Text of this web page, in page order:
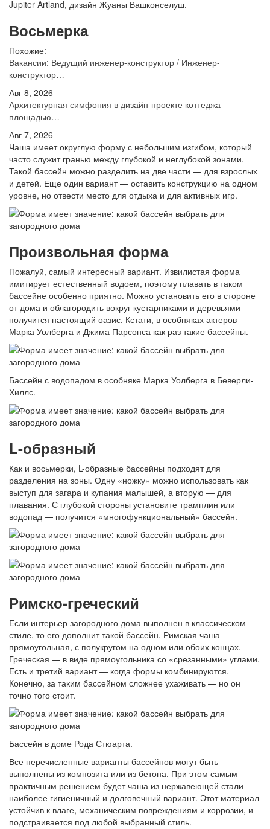
Jupiter Artland, дизайн Жуаны Вашконселуш.
Восьмерка
Похожие:
Вакансии: Ведущий инженер-конструктор / Инженер-
конструктор…
Авг 8, 2026
Архитектурная симфония в дизайн-проекте коттеджа
площадью…
Авг 7, 2026
Чаша имеет округлую форму с небольшим изгибом, который
часто служит гранью между глубокой и неглубокой зонами.
Такой бассейн можно разделить на две части — для взрослых
и детей. Еще один вариант — оставить конструкцию на одном
уровне, но отвести место для отдыха и для активных игр.
Произвольная форма
Пожалуй, самый интересный вариант. Извилистая форма
имитирует естественный водоем, поэтому плавать в таком
бассейне особенно приятно. Можно установить его в стороне
от дома и облагородить вокруг кустарниками и деревьями —
получится настоящий оазис. Кстати, в особняках актеров
Марка Уолберга и Джима Парсонса как раз такие бассейны.
Бассейн с водопадом в особняке Марка Уолберга в Беверли-
Хиллс.
L-образный
Как и восьмерки, L-образные бассейны подходят для
разделения на зоны. Одну «ножку» можно использовать как
выступ для загара и купания малышей, а вторую — для
плавания. С глубокой стороны установите трамплин или
водопад — получится «многофункциональный» бассейн.
Римско-греческий
Если интерьер загородного дома выполнен в классическом
стиле, то его дополнит такой бассейн. Римская чаша —
прямоугольная, с полукругом на одном или обоих концах.
Греческая — в виде прямоугольника со «срезанными» углами.
Есть и третий вариант — когда формы комбинируются.
Конечно, за таким бассейном сложнее ухаживать — но он
точно того стоит.
Бассейн в доме Рода Стюарта.
Все перечисленные варианты бассейнов могут быть
выполнены из композита или из бетона. При этом самым
практичным решением будет чаша из нержавеющей стали —
наиболее гигиеничный и долговечный вариант. Этот материал
устойчив к влаге, механическим повреждениям и коррозии, и
подстраивается под любой выбранный стиль.